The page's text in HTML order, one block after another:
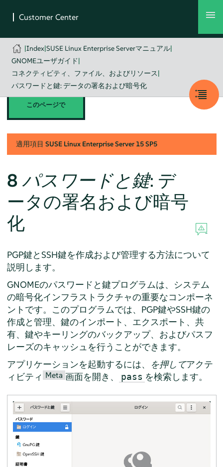
|Index|SUSE Linux Enterprise Serverマニュアル|
GNOMEユーザガイド|
コネクティビティ、ファイル、およびリソース|
パスワードと鍵: データの署名および暗号化
このページで
適用項目 SUSE Linux Enterprise Server 15 SP5
8 パスワードと鍵: デ
ータの署名および暗号
化
PGP鍵とSSH鍵を作成および管理する方法について
説明します。
GNOMEのパスワードと鍵プログラムは、システム
の暗号化インフラストラクチャの重要なコンポーネ
ントです。このプログラムでは、PGP鍵やSSH鍵の
作成と管理、鍵のインポート、エクスポート、共
有、鍵やキーリングのバックアップ、およびパスフ
レーズのキャッシュを行うことができます。
アプリケーションを起動するには、
を押してアクテ
ィビティ Meta 画面を開き、 pass を検索します。